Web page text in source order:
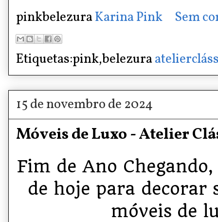
pinkbelezuraKarina Pink Sem
Etiquetas:pink,belezura
15 de novembro de 2024
Móveis de Luxo - Atelier
Fim de Ano
de hoje para decorar
móveis de